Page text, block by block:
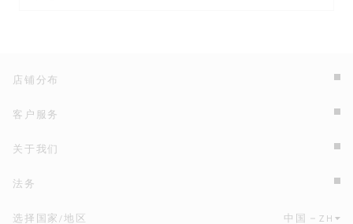
店铺分布
客户服务
关于我们
法务
选择国家/地区 中国 ZH